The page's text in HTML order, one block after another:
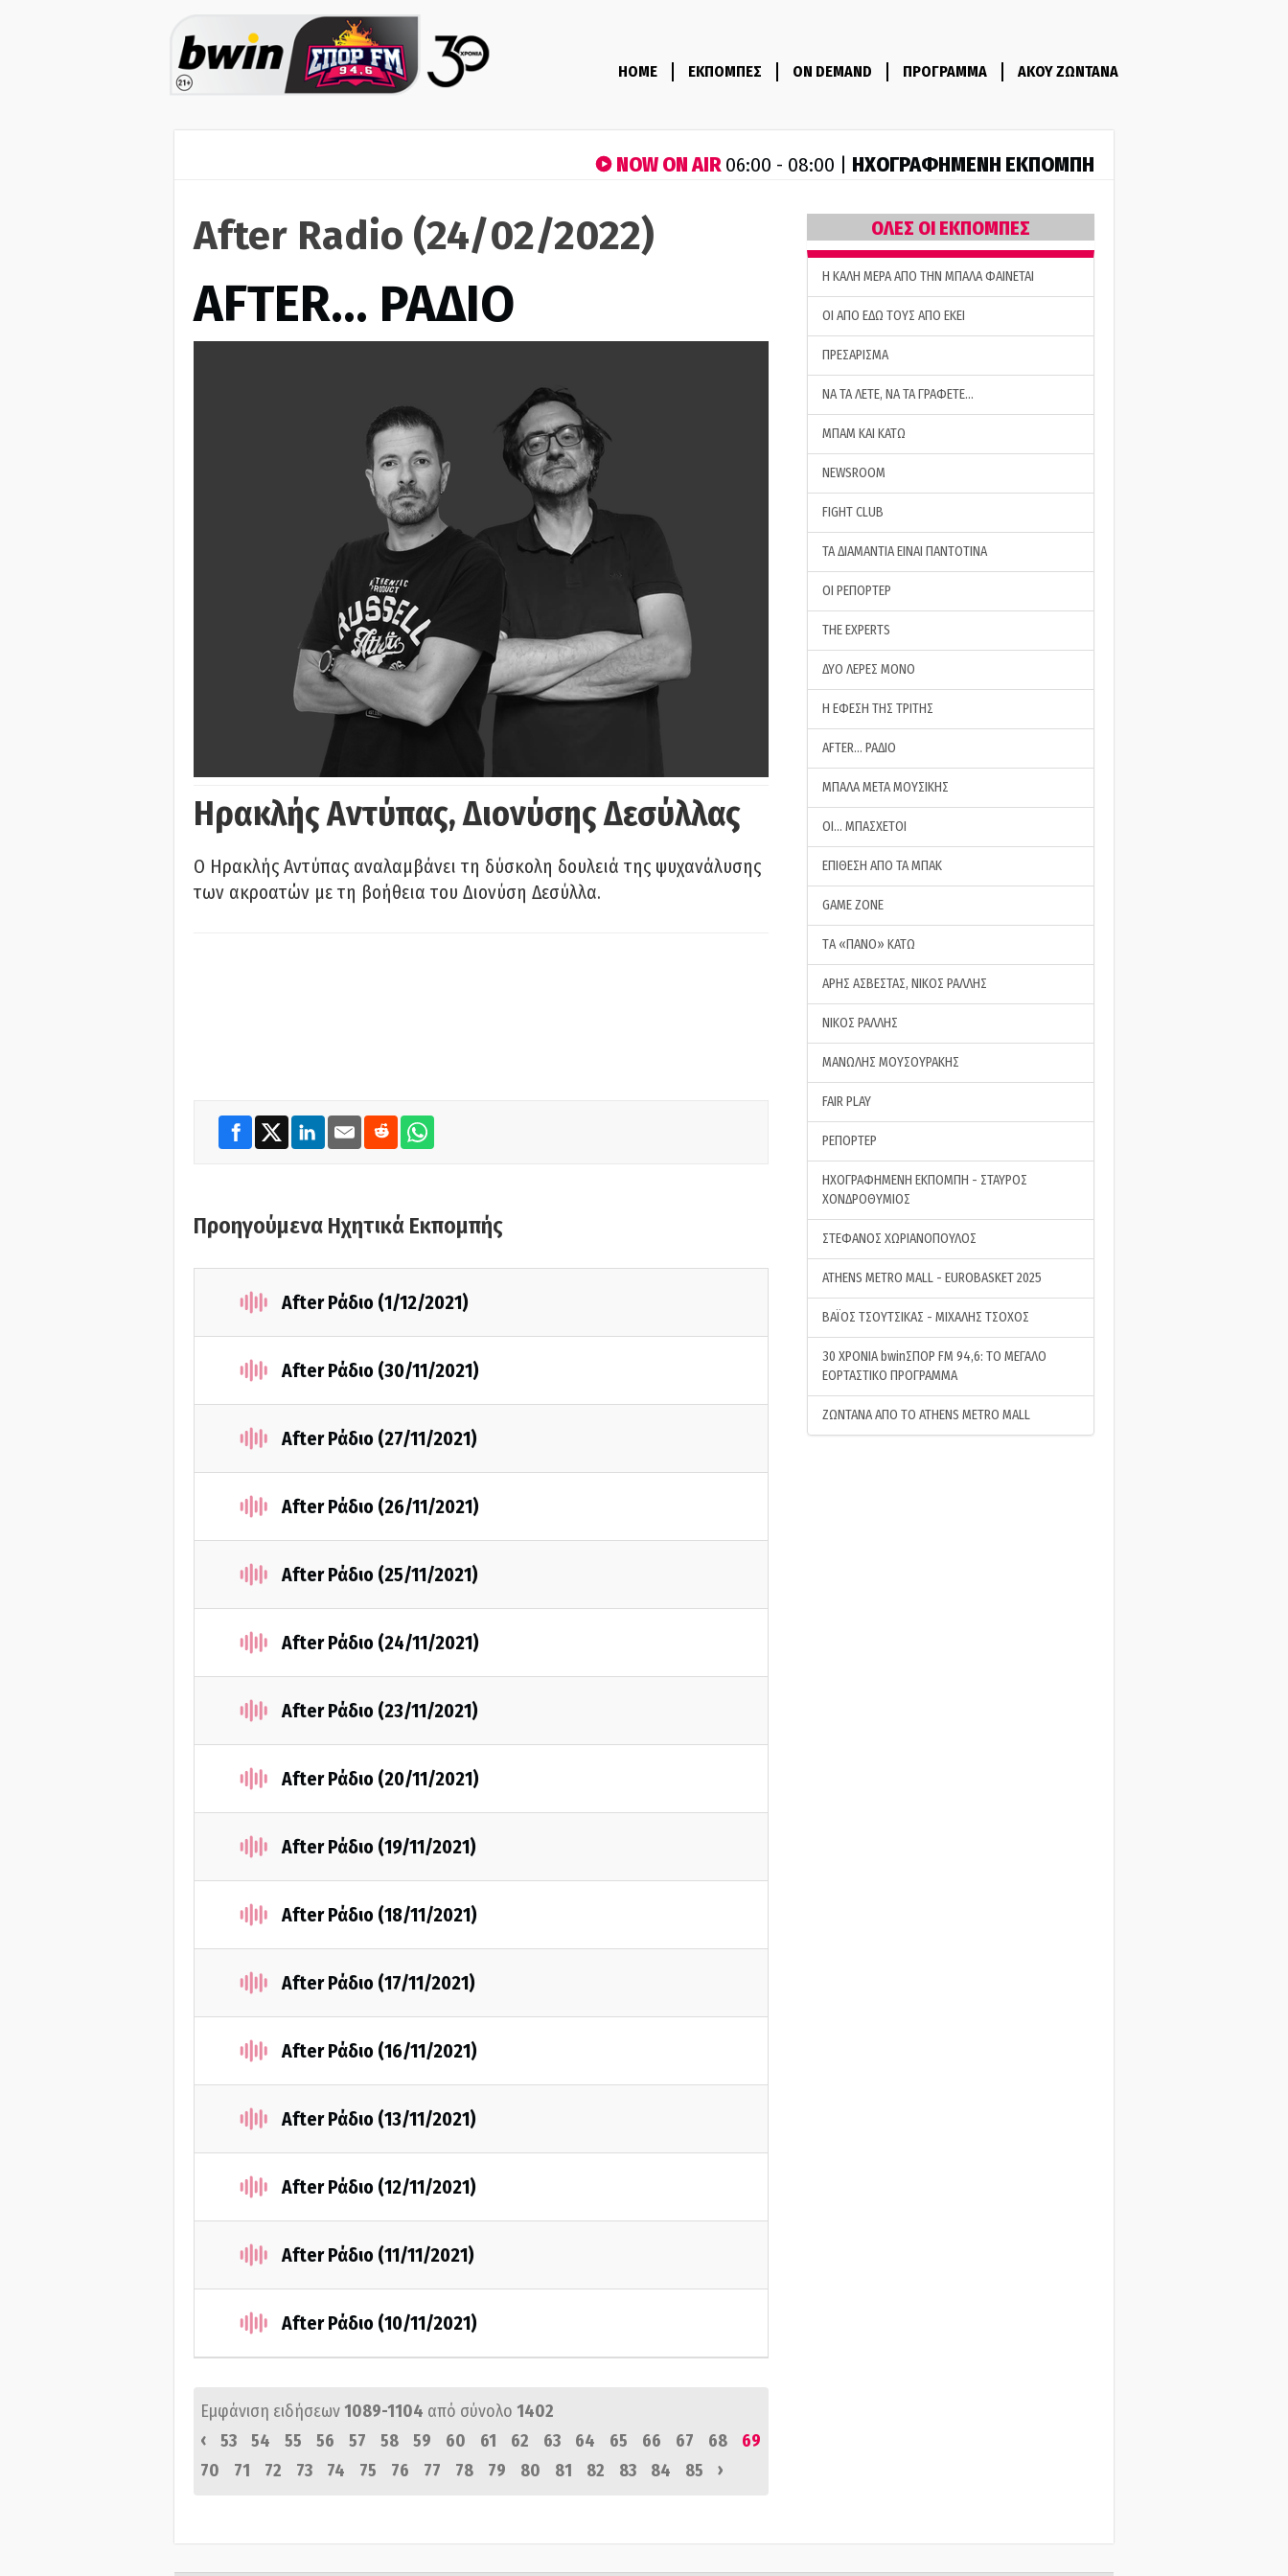
HOME ΕΚΠΟΜΠΕΣ ON DEMAND ΠΡΟΓΡΑΜΜΑ ΑΚΟΥ ΖΩΝΤΑΝΑ
NOW ON AIR06:00 - 08:00 | ΗΧΟΓΡΑΦΗΜΕΝΗ ΕΚΠΟΜΠΗ
After Radio (24/02/2022)
AFTER… ΡΑΔΙΟ
Ηρακλής Αντύπας, Διονύσης Δεσύλλας
Ο Ηρακλής Αντύπας αναλαμβάνει τη δύσκολη δουλειά της ψυχανάλυσης
των ακροατών με τη βοήθεια του Διονύση Δεσύλλα.
Προηγούμενα Ηχητικά Εκπομπής
After Ράδιο (1/12/2021)
After Ράδιο (30/11/2021)
After Ράδιο (27/11/2021)
After Ράδιο (26/11/2021)
After Ράδιο (25/11/2021)
After Ράδιο (24/11/2021)
After Ράδιο (23/11/2021)
After Ράδιο (20/11/2021)
After Ράδιο (19/11/2021)
After Ράδιο (18/11/2021)
After Ράδιο (17/11/2021)
After Ράδιο (16/11/2021)
After Ράδιο (13/11/2021)
After Ράδιο (12/11/2021)
After Ράδιο (11/11/2021)
After Ράδιο (10/11/2021)
Εμφάνιση ειδήσεων1089-1104 από σύνολο 1402
‹
53 54 55 56 57 58 59 60 61 62 63 64 65 66 67 68
69
70
71 72 73 74 75 76 77 78 79 80 81 82 83 84 85 ›
ΟΛΕΣ ΟΙ ΕΚΠΟΜΠΕΣ
H ΚΑΛΗ ΜΕΡΑ ΑΠΟ ΤΗΝ ΜΠΑΛΑ ΦΑΙΝΕΤΑΙ
ΟΙ ΑΠΟ ΕΔΩ ΤΟΥΣ ΑΠΟ ΕΚΕΙ
ΠΡΕΣΑΡΙΣΜΑ
ΝΑ ΤΑ ΛΕΤΕ, ΝΑ ΤΑ ΓΡΑΦΕΤΕ…
ΜΠΑΜ ΚΑΙ ΚΑΤΩ
NEWSROOM
FIGHT CLUB
ΤΑ ΔΙΑΜΑΝΤΙΑ ΕΙΝΑΙ ΠΑΝΤΟΤΙΝΑ
ΟΙ ΡΕΠΟΡΤΕΡ
THE EXPERTS
ΔΥΟ ΛΕΡΕΣ ΜΟΝΟ
Η ΕΦΕΣΗ ΤΗΣ ΤΡΙΤΗΣ
AFTER… ΡΑΔΙΟ
ΜΠΑΛΑ ΜΕΤΑ ΜΟΥΣΙΚΗΣ
ΟΙ… ΜΠΑΣΧΕΤΟΙ
ΕΠΙΘΕΣΗ ΑΠΟ ΤΑ ΜΠΑΚ
GAME ZONE
ΤA «ΠΑΝΟ» ΚΑΤΩ
ΑΡΗΣ ΑΣΒΕΣΤΑΣ, ΝΙΚΟΣ ΡΑΛΛΗΣ
ΝΙΚΟΣ ΡΑΛΛΗΣ
ΜΑΝΩΛΗΣ ΜΟΥΣΟΥΡΑΚΗΣ
FAIR PLAY
ΡΕΠΟΡΤΕΡ
ΗΧΟΓΡΑΦΗΜΕΝΗ ΕΚΠΟΜΠΗ - ΣΤΑΥΡΟΣ
ΧΟΝΔΡΟΘΥΜΙΟΣ
ΣΤΕΦΑΝΟΣ ΧΩΡΙΑΝΟΠΟΥΛΟΣ
ATHENS METRO MALL - EUROBASKET 2025
ΒΑΪΟΣ ΤΣΟΥΤΣΙΚΑΣ - ΜΙΧΑΛΗΣ ΤΣΟΧΟΣ
30 ΧΡΟΝΙΑ bwinΣΠΟΡ FM 94,6: ΤΟ ΜΕΓΑΛΟ
ΕΟΡΤΑΣΤΙΚΟ ΠΡΟΓΡΑΜΜΑ
ΖΩΝΤΑΝΑ ΑΠΟ ΤΟ ATHENS METRO MALL